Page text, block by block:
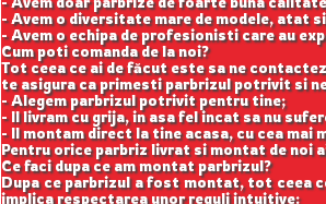
- Avem o diversitate mare de modele, atat
- Avem o echipa de profesionisti care au
Cum poti comanda de la noi?
Tot ceea ce ai de făcut este sa ne
te asigura ca primesti parbrizul potrivit si
- Alegem parbrizul potrivit pentru tine;
- Il livram cu grija, in asa fel incat sa nu
- Il montam direct la tine acasa, cu cea mai
Pentru orice parbriz livrat si montat de noi
Ce faci dupa ce am montat parbrizul?
Dupa ce parbrizul a fost montat, tot ceea
implica respectarea unor reguli intuitive: